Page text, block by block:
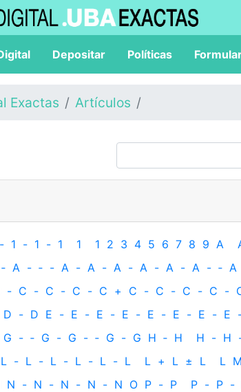
Depositar Políticas
Exactas Artículos
- 1 - 1 - 1 1 1 2 3 4 5 6 7 8 9 A
‐ A - ‐ - A - A - A - A - A - A - ‐ A
- C - C - C - C + C - C - C - C -
D - D E - E - E - E - E - E - E - E
G - ‐ G - G - ‐ G - G H ‐ H H - H
L - L - L - L - L - L L + L ± L L M
N - N - N - N - N O P - P P - P -